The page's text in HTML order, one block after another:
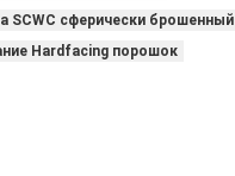
SCWC сферически брошенный
Hardfacing порошок